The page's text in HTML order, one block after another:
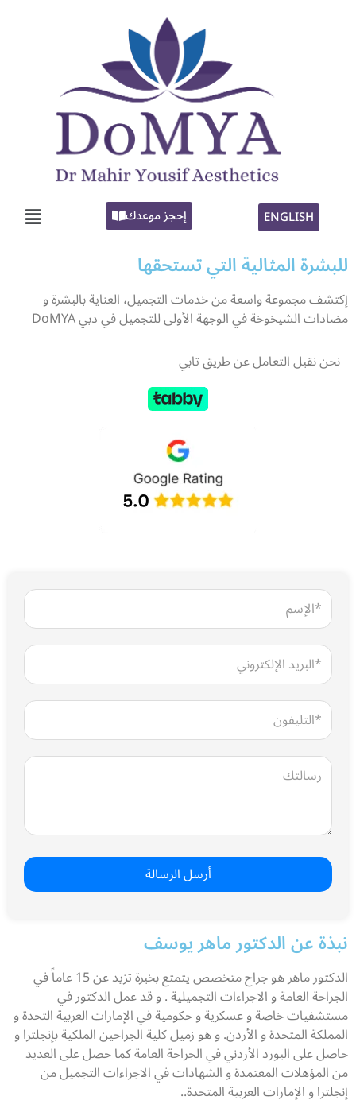
إحجز موعدك ENGLISH
للبشرة المثالية التي تستحقها
إكتشف مجموعة واسعة من خدمات التجميل، العناية بالبشرة و
مضادات الشيخوخة في الوجهة الأولى للتجميل في دبي DoMYA
نحن نقبل التعامل عن طريق تابي
نبذة عن الدكتور ماهر يوسف
الدكتور ماهر هو جراح متخصص يتمتع بخبرة تزيد عن 15 عاماً في
الجراحة العامة و الاجراءات التجميلية . و قد عمل الدكتور في
مستشفيات خاصة و عسكرية و حكومية في الإمارات العربية التحدة و
المملكة المتحدة و الأردن. و هو زميل كلية الجراحين الملكية بإنجلترا و
حاصل على البورد الأردني في الجراحة العامة كما حصل على العديد
من المؤهلات المعتمدة و الشهادات في الاجراءات التجميل من
إنجلترا و الإمارات العربية المتحدة..